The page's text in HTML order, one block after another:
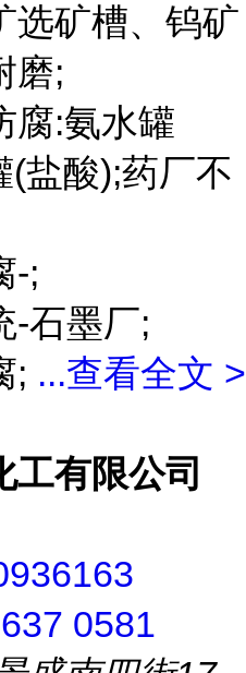
选矿槽、钨矿
磨;
腐:氨水罐
(盐酸);药厂不
-;
-石墨厂;
; ...查看全文 >
工有限公司
0581